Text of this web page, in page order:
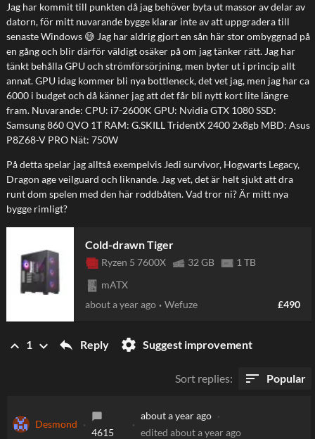
Jag har kommit till punkten då jag behöver byta ut massor av delar av
datorn, för mitt nuvarande bygge klarar inte av att uppgradera till
senaste Windows 😅 Jag har aldrig gjort en sån här stor ombyggnad på
en gång och blir därför väldigt osäker på om jag tänker rätt. Jag har
tänkt behålla GPU och strömförsörjning, men byter ut i princip allt
annat. GPU idag kommer bli nya bottleneck, det vet jag, men jag har ca
6000 i budget och då känner jag att det får bli nytt kort lite längre
fram. Nuvarande: CPU: i7-2600K GPU: Nvidia GTX 1080 SSD:
Samsung 860 QVO 1T RAM: G.SKILL TridentX 2400 2x8gb MBD: Asus
P8Z68-V PRO Nät: 750W
På detta spelar jag alltså exempelvis Jedi survivor, Hogwarts Legacy,
Dragon age veilguard och liknande. Jag vet, det är helt sjukt att dra
runt dom spelen med den här roddbåten. Vad tror ni? Är mitt nya
bygge rimligt?
Cold-drawn Tiger
Ryzen 5 7600X 32 GB
1 TB
mATX
about a year ago
Wefuze £490
keyboard_arrow_up 1 keyboard_arrow_down reply Reply settings Suggest improvement
Sort replies: sort Popular
Desmond
chat_bubble
4615
about a year ago
edited about a year ago